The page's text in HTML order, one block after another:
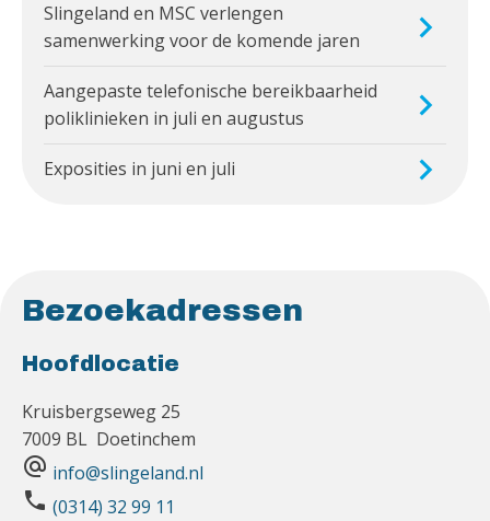
Slingeland en MSC verlengen
samenwerking voor de komende jaren
Aangepaste telefonische bereikbaarheid
poliklinieken in juli en augustus
Exposities in juni en juli
Bezoekadressen
Hoofdlocatie
Kruisbergseweg 25
7009 BL Doetinchem
alternate_email info@slingeland.nl
phone (0314) 32 99 11